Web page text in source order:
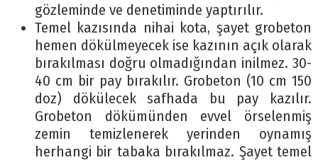
gözleminde ve denetiminde yaptırılır.
Temel kazısında nihai kota, şayet grobeton
hemen dökülmeyecek ise kazının açık olarak
bırakılması doğru olmadığından inilmez. 30-
40 cm bir pay bırakılır. Grobeton (10 cm 150
doz) dökülecek safhada bu pay kazılır.
Grobeton dökümünden evvel örselenmiş
zemin temizlenerek yerinden oynamış
herhangi bir tabaka bırakılmaz. Şayet temel